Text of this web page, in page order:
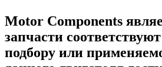
Motor Components
запчасти
подбору или